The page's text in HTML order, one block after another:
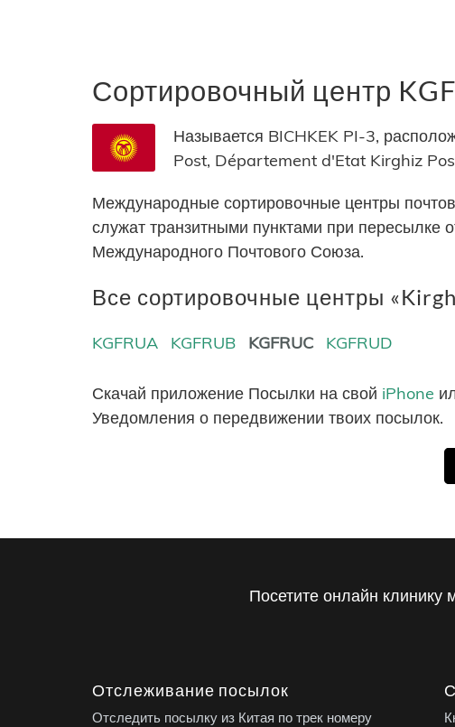
Сортировочный центр
Называется BICHKEK PI-3,
Post, Département d'Etat Kirghiz
Международные сортировочные центры
служат транзитными пунктами при пересылке
Международного Почтового Союза.
Все сортировочные центры
KGFRUA KGFRUB KGFRUC KGFRUD
Скачай приложение Посылки на свой iPhone
Уведомления о передвижении твоих посылок.
Посетите онлайн клинику
Отслеживание посылок
Отследить посылку из Китая по трек номеру